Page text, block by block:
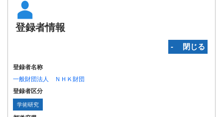
登録者情報
‐ 閉じる
登録者名称
一般財団法人 ＮＨＫ財団
登録者区分
学術研究